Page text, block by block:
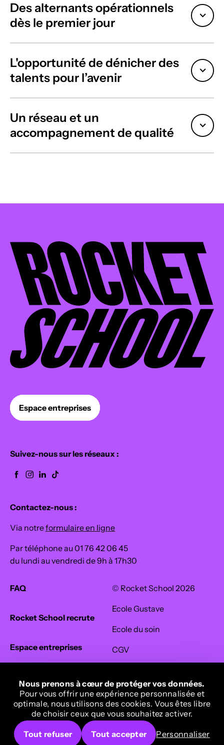
Des alternants opérationnels
dès le premier jour
L'opportunité de dénicher des
talents pour l’avenir
Un réseau et un
accompagnement de qualité
Espace entreprises
Suivez-nous sur les réseaux :
Contactez-nous :
Via notreformulaire en ligne
Par téléphone au 01 76 42 06 45
du lundi au vendredi de 9h à 17h30
FAQ
Rocket School recrute
Espace entreprises
Accessibilité & Handicap
© Rocket School 2026
Ecole Gustave
Ecole du soin
CGV
Mentions légales
Crédits
Nous prenons à cœur de protéger vos données.
Pour vous offrir une expérience personnalisée et
optimale, nous utilisons des cookies. Vous êtes libre
de choisir ceux que vous souhaitez activer.
Tout accepter
Tout refuser Personnaliser